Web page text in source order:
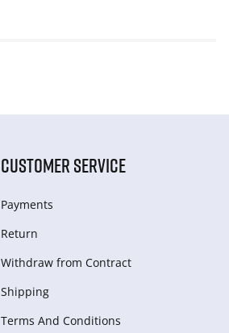
CUSTOMER SERVICE
Payments
Return
Withdraw from Сontract
Shipping
Terms And Conditions